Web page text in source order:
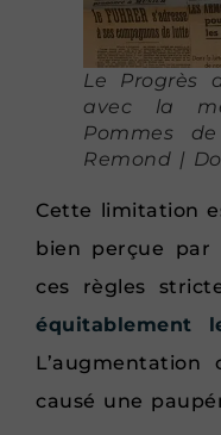
Le Progrès
avec la
Pommes
Remond |
Cette limitation
bien perçue
ces règles
équitablement
causé une